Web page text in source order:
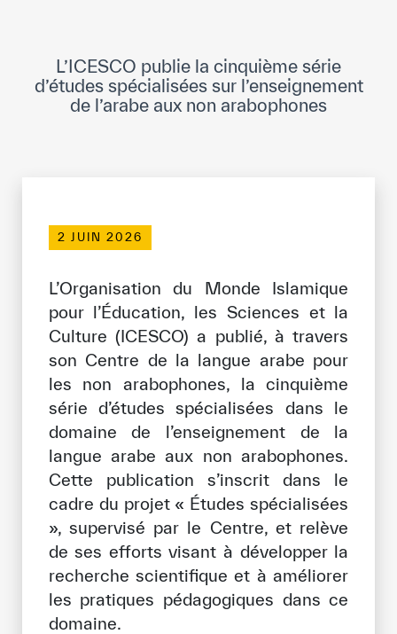
Normes Internationales de Qualité et
d’Excellence
Secrétariat Général
Notre impact
Objectifs de développement durable
Données et perspectives
Bibliothèque Numérique de l’ICESCO
Musées et Expositions
Actualités et événements
Communiqués de presse
Événements
Réseaux Sociaux de l’ICESCO
L’ICESCO publie la cinquième série
d’études spécialisées sur l’enseignement
de l’arabe aux non arabophones
2 JUIN 2026
L’Organisation du Monde Islamique
pour l’Éducation, les Sciences et la
Culture (ICESCO) a publié, à travers
son Centre de la langue arabe pour
les non arabophones, la cinquième
série d’études spécialisées dans le
domaine de l’enseignement de la
langue arabe aux non arabophones.
Cette publication s’inscrit dans le
cadre du projet « Études spécialisées
», supervisé par le Centre, et relève
de ses efforts visant à développer la
recherche scientifique et à améliorer
les pratiques pédagogiques dans ce
domaine.